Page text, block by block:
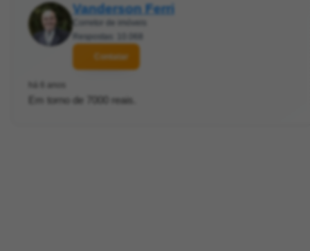
Vanderson Ferri
Corretor de imóveis
Respostas: 10.068
Contatar
há 6 anos
Em torno de 7000 reais.